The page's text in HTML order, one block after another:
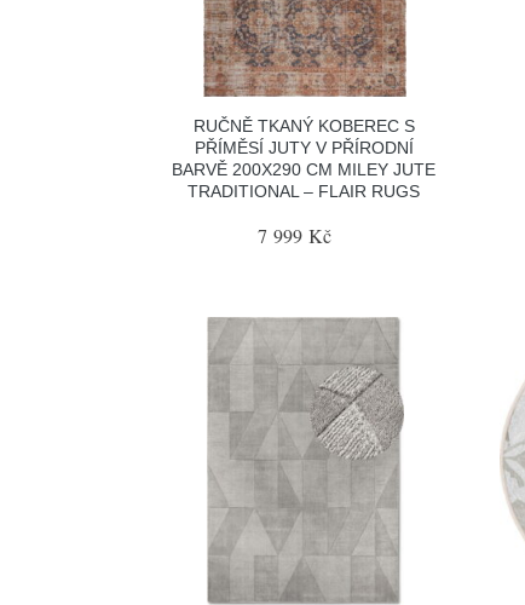
RUČNĚ TKANÝ KOBEREC S
PŘÍMĚSÍ JUTY V PŘÍRODNÍ
BARVĚ 200X290 CM MILEY JUTE
TRADITIONAL – FLAIR RUGS
7 999 Kč